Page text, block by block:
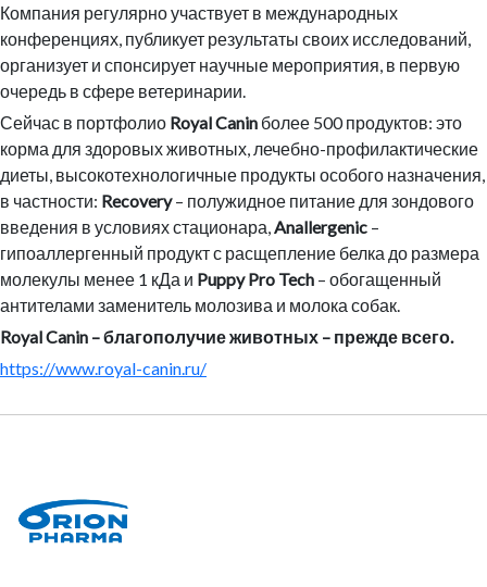
Компания регулярно участвует в международных
конференциях, публикует результаты своих исследований,
организует и спонсирует научные мероприятия, в первую
очередь в сфере ветеринарии.
Сейчас в портфолио Royal Canin более 500 продуктов: это
корма для здоровых животных, лечебно-профилактические
диеты, высокотехнологичные продукты особого назначения,
в частности: Recovery– полужидное питание для зондового
введения в условиях стационара,Anallergenic –
гипоаллергенный продукт с расщепление белка до размера
молекулы менее 1 кДа и Puppy Pro Tech – обогащенный
антителами заменитель молозива и молока собак.
Royal Canin – благополучие животных – прежде всего.
https://www.royal-canin.ru/